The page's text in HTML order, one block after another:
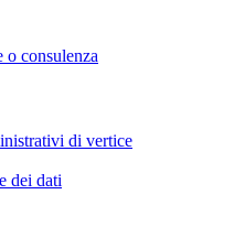
consulenza
di vertice
dei dati